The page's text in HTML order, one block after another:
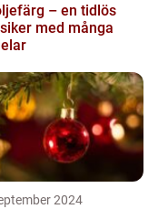
– en tidlös
med många
2024